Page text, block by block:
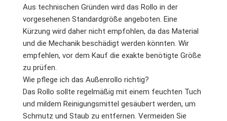
Aus technischen Gründen wird das Rollo in der
vorgesehenen Standardgröße angeboten. Eine
Kürzung wird daher nicht empfohlen, da das Material
und die Mechanik beschädigt werden könnten. Wir
empfehlen, vor dem Kauf die exakte benötigte Größe
zu prüfen.
Wie pflege ich das Außenrollo richtig?
Das Rollo sollte regelmäßig mit einem feuchten Tuch
und mildem Reinigungsmittel gesäubert werden, um
Schmutz und Staub zu entfernen. Vermeiden Sie